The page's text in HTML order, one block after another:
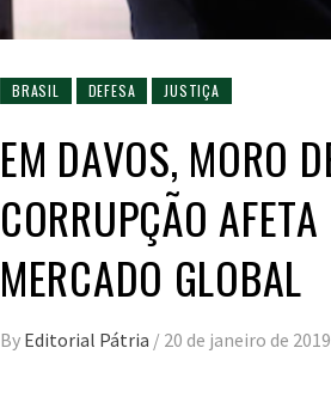
BRASIL DEFESA JUSTIÇA
EM DAVOS, MORO
CORRUPÇÃO
MERCADO GLOBAL
By Editorial Pátria / 20 de janeiro de 2019